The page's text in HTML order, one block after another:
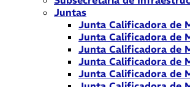
Juntas
Junta Calificadora de
Junta Calificadora de
Junta Calificadora de
Junta Calificadora de
Junta Calificadora de